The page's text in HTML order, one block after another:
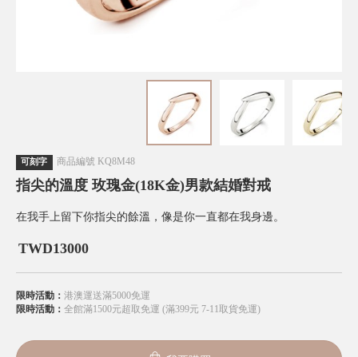
可刻字 商品編號 KQ8M48
指尖的溫度 玫瑰金(18K金)男款結婚對戒
在我手上留下你指尖的餘溫，像是你一直都在我身邊。
TWD13000
限時活動： 港澳運送滿5000免運
限時活動： 全館滿1500元超取免運 (滿399元 7-11取貨免運)